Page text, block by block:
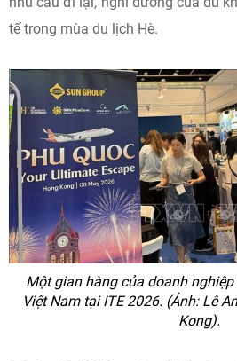
tế trong mùa du lịch Hè.
Một gian hàng của doanh
Việt Nam tại ITE 2026. (Ảnh: Lê
Kong).